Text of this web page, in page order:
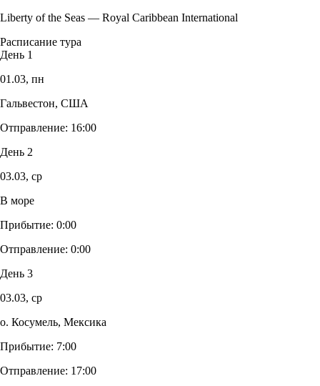
Liberty of the Seas — Royal Caribbean International
Расписание тура
День 1
01.03, пн
Гальвестон, США
Отправление: 16:00
День 2
03.03, ср
В море
Прибытие: 0:00
Отправление: 0:00
День 3
03.03, ср
о. Косумель, Мексика
Прибытие: 7:00
Отправление: 17:00